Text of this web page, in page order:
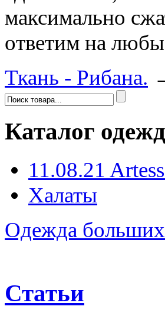
максимально
ответим на
Ткань - Рибана.
Каталог
11.08.21
Халаты
Одежда больших
Статьи